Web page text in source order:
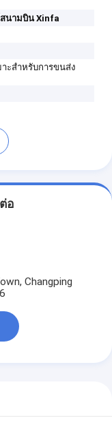
นามบิน Xinfa
ะสำหรับการขนส่ง
อ
Changping